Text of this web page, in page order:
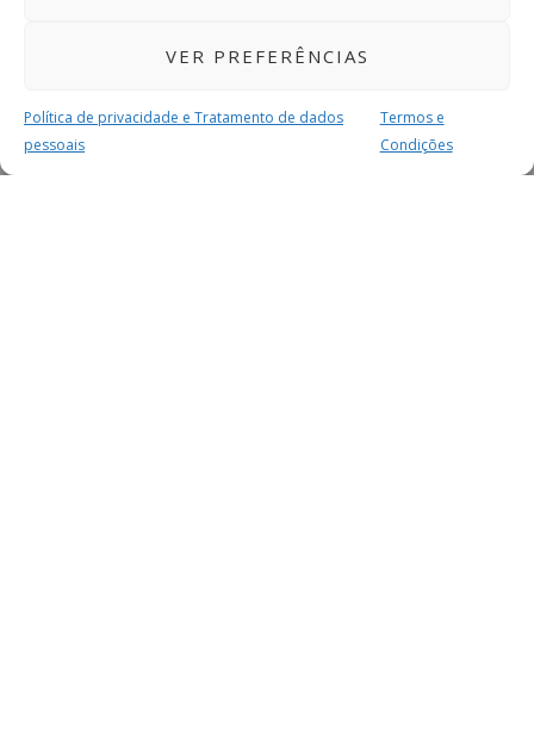
VER PREFERÊNCIAS
Política de privacidade e Tratamento de dados
pessoais
Termos e
Condições